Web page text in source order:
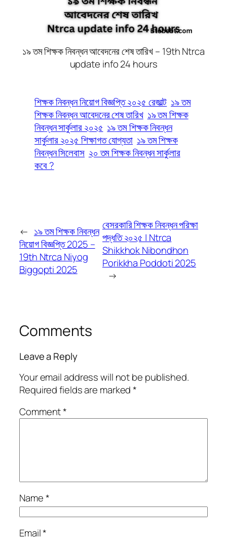
১৯ তম শিক্ষক নিবন্ধন আবেদনের শেষ তারিখ – 19th Ntrca
update info 24 hours
শিক্ষক নিবন্ধন নিয়োগ বিজ্ঞপ্তি ২০২৫ রেজাল্ট ১৯ তম
শিক্ষক নিবন্ধন আবেদনের শেষ তারিখ ১৯ তম শিক্ষক
নিবন্ধন সার্কুলার ২০২৫ ১৯ তম শিক্ষক নিবন্ধন
সার্কুলার ২০২৫ শিক্ষাগত যোগ্যতা ১৯ তম শিক্ষক
নিবন্ধন সিলেবাস ২০ তম শিক্ষক নিবন্ধন সার্কুলার
কবে ?
← ১৯ তম শিক্ষক নিবন্ধন
নিয়োগ বিজ্ঞপ্তি 2025 –
19th Ntrca Niyog
Biggopti 2025
বেসরকারি শিক্ষক নিবন্ধন পরিক্ষা
পদ্ধতি ২০২৫ | Ntrca
Shikkhok Nibondhon
Porikkha Poddoti 2025
→
Comments
Leave a Reply
Your email address will not be published.
Required fields are marked*
Comment*
Name*
Email*